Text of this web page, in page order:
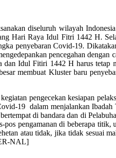
diseluruh wilayah Indonesia
Hari Raya Idul Fitri 1442 H.
penyebaran Covid-19.
pencegahan dengan
Idul Fitiri 1442 H harus tetap
membuat Kluster baru
pengecekan kesiapan
19 dalam menjalankan
di bandara dan di
pengamanan di beberapa titik,
atau tidak, jika tidak sesuai
NAL]